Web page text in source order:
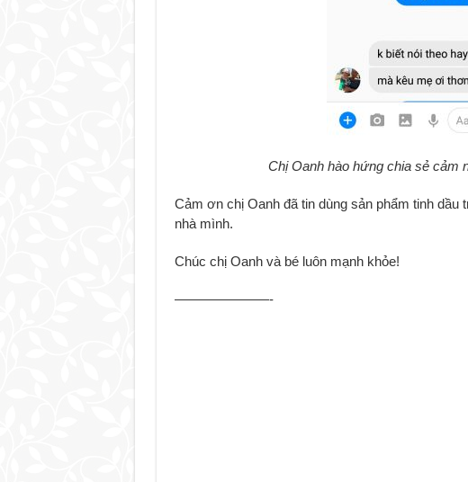
Chị Oanh hào hứng chia sẻ cảm
Cảm ơn chị Oanh đã tin dùng sản phẩm tinh
nhà mình.
Chúc chị Oanh và bé luôn mạnh khỏe!
———————-